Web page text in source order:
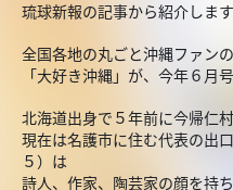
琉球新報の記事から紹介します
全国各地の丸ごと沖縄ファン
「大好き沖縄」が、今年６月
北海道出身で５年前に今帰仁村
現在は名護市に住む代表の出
５）は
詩人、作家、陶芸家の顔を持ち